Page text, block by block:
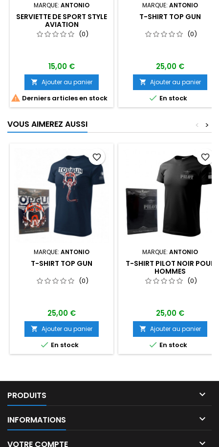
MARQUE: ANTONIO
SERVIETTE DE SPORT STYLE
AVIATION
(0)
15,00 €
 Ajouter au panier
 Derniers articles en stock
MARQUE: ANTONIO
T-SHIRT TOP GUN
(0)
25,00 €
 Ajouter au panier
 En stock
VOUS AIMEREZ AUSSI >
<
MARQUE: ANTONIO
T-SHIRT TOP GUN
(0)
25,00 €
 Ajouter au panier
 En stock
favorite_border
MARQUE: ANTONIO
T-SHIRT PILOT NOIR POUR
HOMMES
(0)
25,00 €
 Ajouter au panier
 En stock
favorite_border
PRODUITS 
INFORMATIONS 
VOTRE COMPTE 